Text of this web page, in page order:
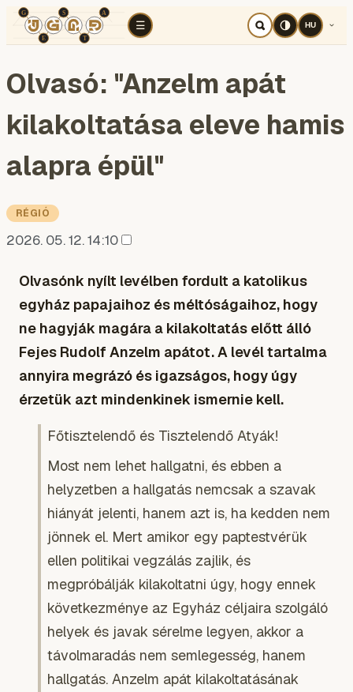
☰
TÉR KOGNITÍV HÁBORÚ
HU
Olvasó: "Anzelm apát
kilakoltatása eleve hamis
alapra épül"
RÉGIÓ
2026. 05. 12. 14:10
Olvasónk nyílt levélben fordult a katolikus
egyház papajaihoz és méltóságaihoz, hogy
ne hagyják magára a kilakoltatás előtt álló
Fejes Rudolf Anzelm apátot. A levél tartalma
annyira megrázó és igazságos, hogy úgy
érzetük azt mindenkinek ismernie kell.
Főtisztelendő és Tisztelendő Atyák!
Most nem lehet hallgatni, és ebben a
helyzetben a hallgatás nemcsak a szavak
hiányát jelenti, hanem azt is, ha kedden nem
jönnek el. Mert amikor egy paptestvérük
ellen politikai vegzálás zajlik, és
megpróbálják kilakoltatni úgy, hogy ennek
következménye az Egyház céljaira szolgáló
helyek és javak sérelme legyen, akkor a
távolmaradás nem semlegesség, hanem
hallgatás. Anzelm apát kilakoltatásának